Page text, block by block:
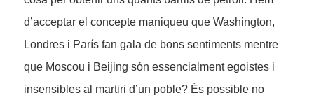
d’acceptar el concepte maniqueu que Washington,
Londres i París fan gala de bons sentiments mentre
que Moscou i Beijing són essencialment egoistes i
insensibles al martiri d’un poble? És possible no